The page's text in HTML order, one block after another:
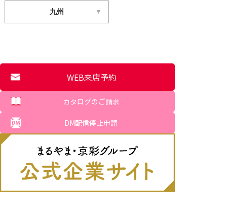
九州
WEB来店予約
カタログのご請求
DM配信停止申請